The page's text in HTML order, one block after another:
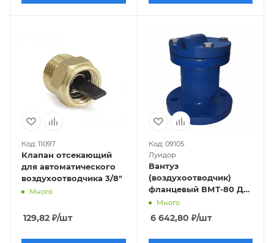
Код: 11097
Клапан отсекающий
для автоматического
воздухоотводчика 3/8"
Много
129,82 ₽/шт
Код: 09105
Луидор
Вантуз
(воздухоотводчик)
фланцевый ВМТ-80 Ду
80 Ру 10/16
Много
6 642,80 ₽/шт